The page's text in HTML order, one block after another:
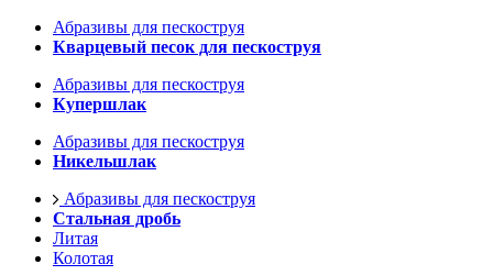
Абразивы для пескоструя
Кварцевый песок для пескоструя
Абразивы для пескоструя
Купершлак
Абразивы для пескоструя
Никельшлак
Абразивы для пескоструя
Стальная дробь
Литая
Колотая